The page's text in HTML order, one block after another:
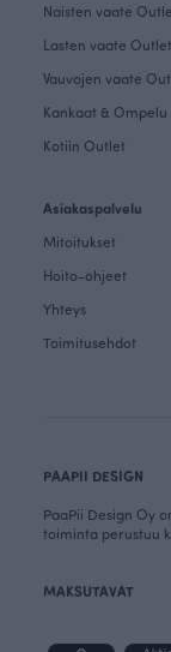
Naisten vaate
Lasten vaate Outlet
Vauvojen vaate
Kankaat &
Kotiin Outlet
Asiakaspalvelu
Mitoitukset
Hoito-ohjeet
Yhteys
Toimitusehdot
PAAPII DESIGN
PaaPii Design Oy
toiminta perustuu
MAKSUTAVAT